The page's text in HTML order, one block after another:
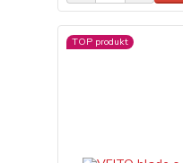
TOP produkt